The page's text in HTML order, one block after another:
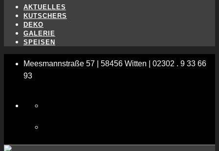
AKTUELLES
KUTSCHERS
DEKO
GALERIE
SPEISEN
Meesmannstraße 57 | 58456 Witten | 02302 . 9 33 66
93